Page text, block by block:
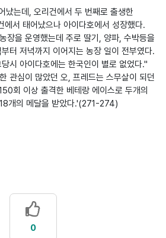
났는데, 오리건에서 두 번째로 출생한
서 태어났으나 아이다호에서 성장했다.
장을 운영했는데 주로 딸기, 양파, 수박등을
터 저녁까지 이어지는 농장 일이 전부였다.
시 아이다호에는 한국인이 별로 없었다."
관심이 많았던 오, 프레드는 스무살이 되던
회 이상 출격한 베테랑 에이스로 두개의
개의 메달을 받았다.'(271-274)
0